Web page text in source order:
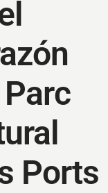
Ports